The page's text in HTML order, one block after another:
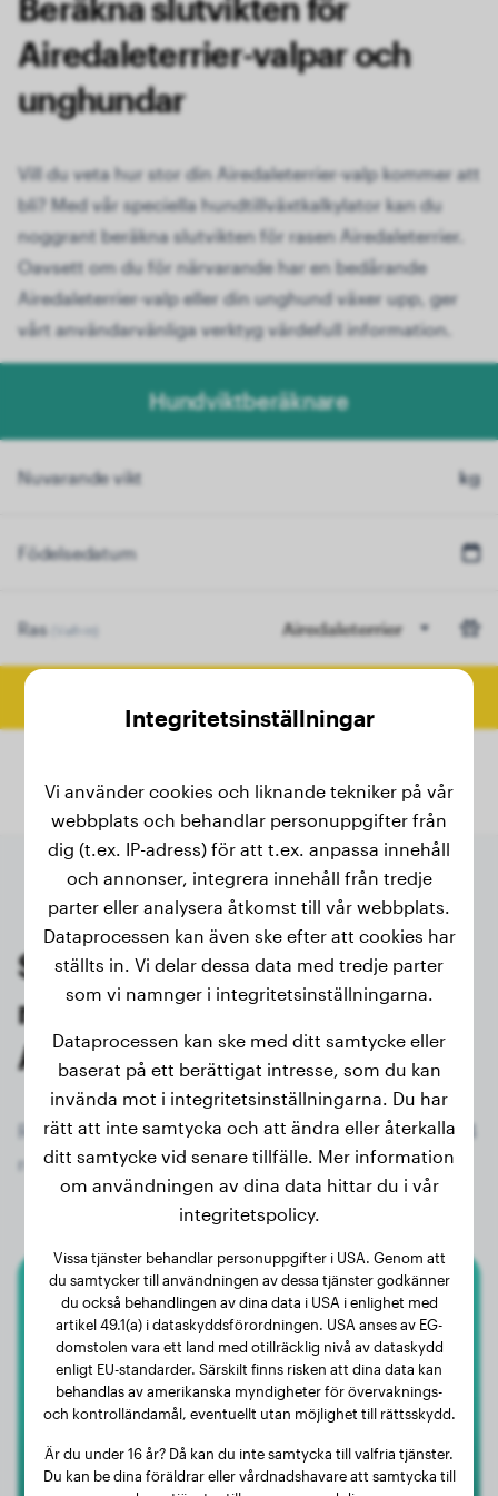
Beräkna slutvikten för
Airedaleterrier-valpar och
unghundar
Vill du veta hur stor din Airedaleterrier-valp kommer att
bli? Med vår speciella hundtillväxtkalkylator kan du
noggrant beräkna slutvikten för rasen Airedaleterrier.
Oavsett om du för närvarande har en bedårande
Airedaleterrier-valp eller din unghund växer upp, ger
vårt användarvänliga verktyg värdefull information.
Hundviktberäknare
Nuvarande vikt kg
Födelsedatum
Ras (Valfritt) Airedaleterrier
Senaste vägningarna av
registrerade ägare av
Airedaleterrier
Registrera dig nu gratis och få tillgång till alla 54
registrerade hundar av rasen Airedaleterrier!
Airedaleterrier
CHESTER
Integritetsinställningar
Vi använder cookies och liknande tekniker på vår
webbplats och behandlar personuppgifter från
dig (t.ex. IP-adress) för att t.ex. anpassa innehåll
och annonser, integrera innehåll från tredje
parter eller analysera åtkomst till vår webbplats.
Dataprocessen kan även ske efter att cookies har
ställts in. Vi delar dessa data med tredje parter
som vi namnger i integritetsinställningarna.
Dataprocessen kan ske med ditt samtycke eller
baserat på ett berättigat intresse, som du kan
invända mot i integritetsinställningarna. Du har
rätt att inte samtycka och att ändra eller återkalla
ditt samtycke vid senare tillfälle. Mer information
om användningen av dina data hittar du i vår
integritetspolicy.
Vissa tjänster behandlar personuppgifter i USA. Genom att
du samtycker till användningen av dessa tjänster godkänner
du också behandlingen av dina data i USA i enlighet med
artikel 49.1(a) i dataskyddsförordningen. USA anses av EG-
domstolen vara ett land med otillräcklig nivå av dataskydd
enligt EU-standarder. Särskilt finns risken att dina data kan
behandlas av amerikanska myndigheter för övervaknings-
och kontrolländamål, eventuellt utan möjlighet till rättsskydd.
Är du under 16 år? Då kan du inte samtycka till valfria tjänster.
Du kan be dina föräldrar eller vårdnadshavare att samtycka till